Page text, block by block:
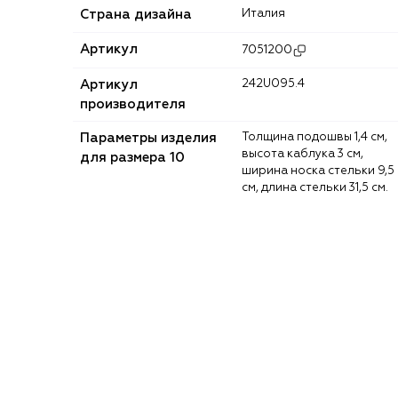
Страна дизайна Италия
Артикул 7051200
Артикул
производителя
242U095.4
Параметры изделия
для размера 10
высота каблука 3 см,
ширина носка стельки 9,5
см, длина стельки 31,5 см.